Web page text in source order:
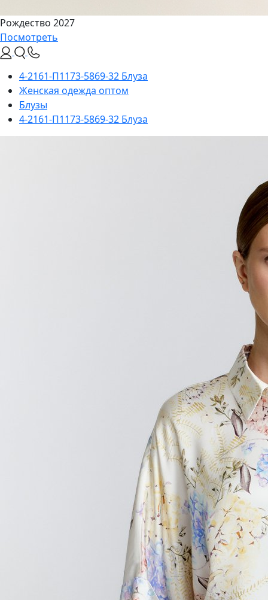
Рождество 2027
Посмотреть
4-2161-П1173-5869-32 Блуза
Женская одежда оптом
Блузы
4-2161-П1173-5869-32 Блуза